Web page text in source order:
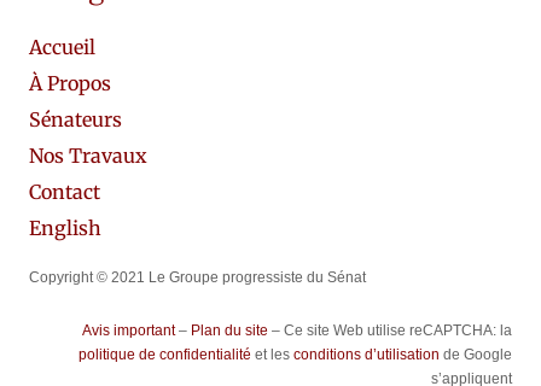
Accueil
À Propos
Sénateurs
Nos Travaux
Contact
English
Copyright © 2021 Le Groupe progressiste du Sénat
Avis important– Plan du site – Ce site Web utilise reCAPTCHA: la
politique de confidentialité et les conditions d’utilisation de Google
s’appliquent